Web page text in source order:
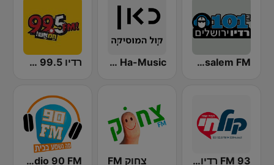
Jerusalem FM (רדיו ירושלים) Kan Kol Ha-Music רדיו 99.5 חם אש
93 FM רדיו קול חי צחוק FM Radio 90 FM